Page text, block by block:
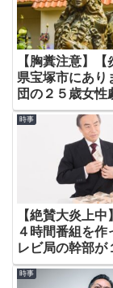
【胸糞注意】
県宝塚市にあり
団の２５歳女性
死事件について
時事
【絶賛大炎上中
４時間番組を作
レビ局の幹部が
上寄付金を着服
件について。
時事